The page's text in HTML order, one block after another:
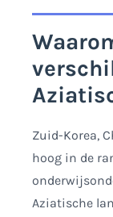
Zuid-Korea,
hoog in de
Aziatische